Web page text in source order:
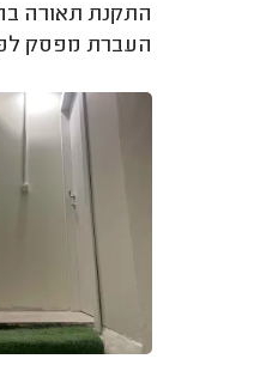
התקנת תאורה
העברת מפסק